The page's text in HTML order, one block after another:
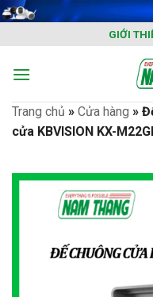
Skip
content
GIỚI
Trang chủ » Cửa hàng »
cửa KBVISION KX-